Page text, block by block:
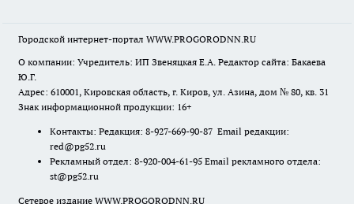
Городской интернет-портал WWW.PROGORODNN.RU
О компании: Учредитель: ИП Звеняцкая Е.А. Редактор сайта: Бакаева
Ю.Г.
Адрес: 610001, Кировская область, г. Киров, ул. Азина, дом № 80, кв. 31
Знак информационной продукции: 16+
Контакты: Редакция: 8-927-669-90-87 Email редакции:
red@pg52.ru
Рекламный отдел: 8-920-004-61-95 Email рекламного отдела:
st@pg52.ru
Сетевое издание WWW.PROGORODNN.RU